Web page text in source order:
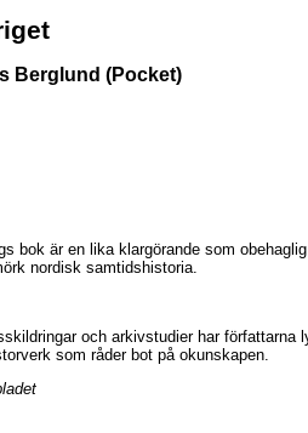
Berglund (Pocket)
bok är en lika klargörande som
nordisk samtidshistoria.
och arkivstudier har författarna
som råder bot på okunskapen.